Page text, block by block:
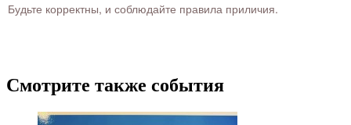
Будьте корректны, и соблюдайте правила приличия.
Смотрите также события